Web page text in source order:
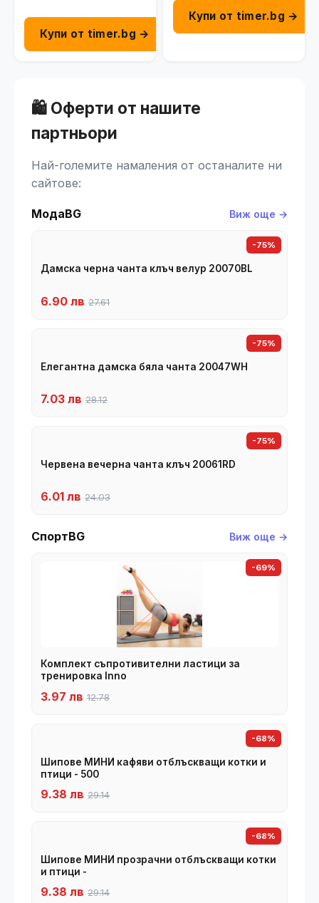
Купи от timer.bg →
Купи от timer.bg →
🛍️ Оферти от нашите
партньори
Най-големите намаления от останалите ни
сайтове:
МодаBG Виж още →
-75%
Дамска черна чанта клъч велур 20070BL
6.90 лв 27.61
-75%
Елегантна дамска бяла чанта 20047WH
7.03 лв 28.12
-75%
Червена вечерна чанта клъч 20061RD
6.01 лв 24.03
СпортBG Виж още →
-69%
Комплект съпротивителни ластици за
тренировка Inno
3.97 лв 12.78
-68%
Шипове МИНИ кафяви отблъскващи котки и
птици - 500
9.38 лв 29.14
-68%
Шипове МИНИ прозрачни отблъскващи котки
и птици -
9.38 лв 29.14